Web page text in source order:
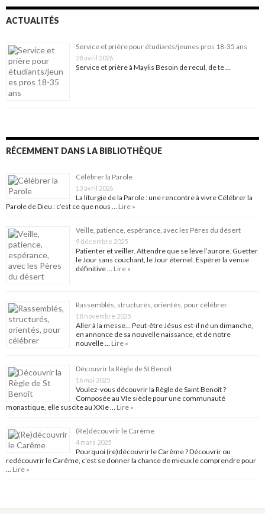
ACTUALITÉS
Service et prière pour étudiants/jeunes pros 18-35 ans
28 avril 2026
Service et prière à Maylis Besoin de recul, de te …
RÉCEMMENT DANS LA BIBLIOTHÈQUE
Célébrer la Parole
13 avril 2026
La liturgie de la Parole : une rencontre à vivre Célébrer la
Parole de Dieu : c’est ce que nous … Lire »
Veille, patience, espérance, avec les Pères du désert
9 décembre 2025
Patienter et veiller. Attendre que se lève l’aurore. Guetter
le Jour sans couchant, le Jour éternel. Espérer la venue
définitive … Lire »
Rassemblés, structurés, orientés, pour célébrer
18 novembre 2025
Aller à la messe… Peut-être Jésus est-il né un dimanche,
en annonce de sa nouvelle naissance, et de notre
nouvelle … Lire »
Découvrir la Règle de St Benoît
16 mai 2025
Voulez-vous découvrir la Règle de Saint Benoît ?
Composée au VIe siècle pour une communauté
monastique, elle suscite au XXIe … Lire »
(Re)découvrir le Carême
4 mars 2025
Pourquoi (re)découvrir le Carême ? Découvrir ou
redécouvrir le Carême, c’est se donner la chance de mieux le comprendre pour
… Lire »